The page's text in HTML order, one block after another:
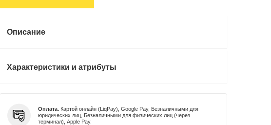
Описание
Характеристики и атрибуты
Оплата.Картой онлайн (LiqPay), Google Pay, Безналичными для
юридических лиц, Безналичными для физических лиц (через
терминал), Apple Pay.